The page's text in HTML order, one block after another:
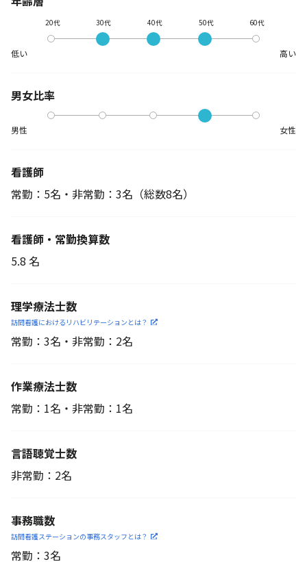
低い
20代 30代 40代 50代 60代
高い
男女比率
男性 女性
看護師
常勤：5名・非常勤：3名 （総数8名）
看護師・常勤換算数
5.8 名
理学療法士数
訪問看護におけるリハビリ テーションとは？
常勤：3名・非常勤：2名
作業療法士数
常勤：1名・非常勤：1名
言語聴覚士数
非常勤：2名
事務職数
訪問看護ステーションの事務スタッフとは？
常勤：3名